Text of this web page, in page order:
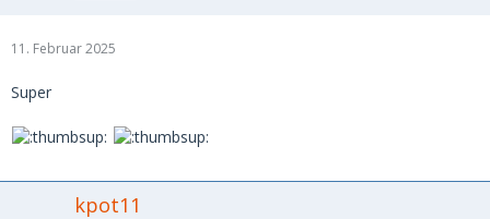
11. Februar 2025
Super
kpot11